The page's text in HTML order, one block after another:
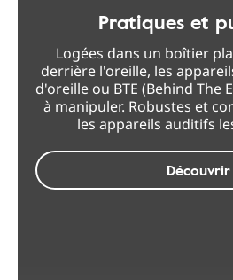
Pratiques et
Logées dans un boîtier
derrière l'oreille, les
d'oreille ou BTE (Behind The
à manipuler. Robustes et
les appareils auditifs
Découvrir